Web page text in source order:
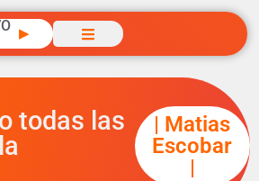
▶
todas las
| Matias
Escobar
|